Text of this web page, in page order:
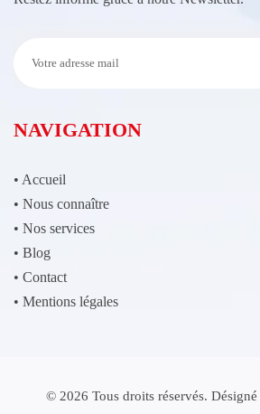
NAVIGATION
• Accueil
• Nous connaître
• Nos services
• Blog
• Contact
• Mentions légales
© 2026 Tous droits réservés.